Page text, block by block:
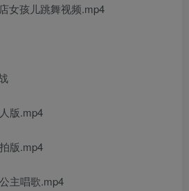
女孩儿跳舞视频.mp4
版.mp4
版.mp4
主唱歌.mp4